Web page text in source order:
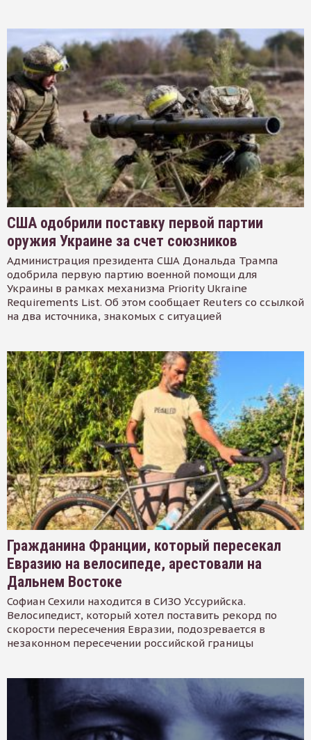
США одобрили поставку первой партии
оружия Украине за счет союзников
Администрация президента США Дональда Трампа
одобрила первую партию военной помощи для
Украины в рамках механизма Priority Ukraine
Requirements List. Об этом сообщает Reuters со ссылкой
на два источника, знакомых с ситуацией
Гражданина Франции, который пересекал
Евразию на велосипеде, арестовали на
Дальнем Востоке
Софиан Сехили находится в СИЗО Уссурийска.
Велосипедист, который хотел поставить рекорд по
скорости пересечения Евразии, подозревается в
незаконном пересечении российской границы